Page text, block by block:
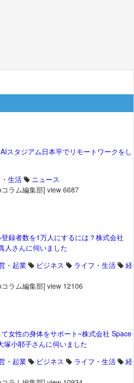
スタジアム日本平でリモートワークをし
生活
ニュース
ラム編集部] view 6687
録者数を1万人にするには？株式会社
人さんに伺いました
・起業 ビジネス ライフ・生活
経
ラム編集部] view 12106
女性の身体をサポート~株式会社 Space
塚小耶子さんに伺いました
・起業 ビジネス ライフ・生活
経